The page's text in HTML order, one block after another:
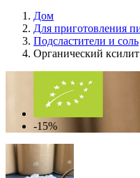
Дом
Для приготовления
Подсластители и соль
Органический
-15%